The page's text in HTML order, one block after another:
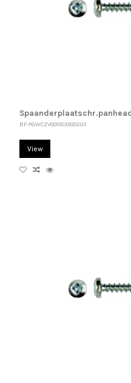
BF-PGWCZV001003500203
View